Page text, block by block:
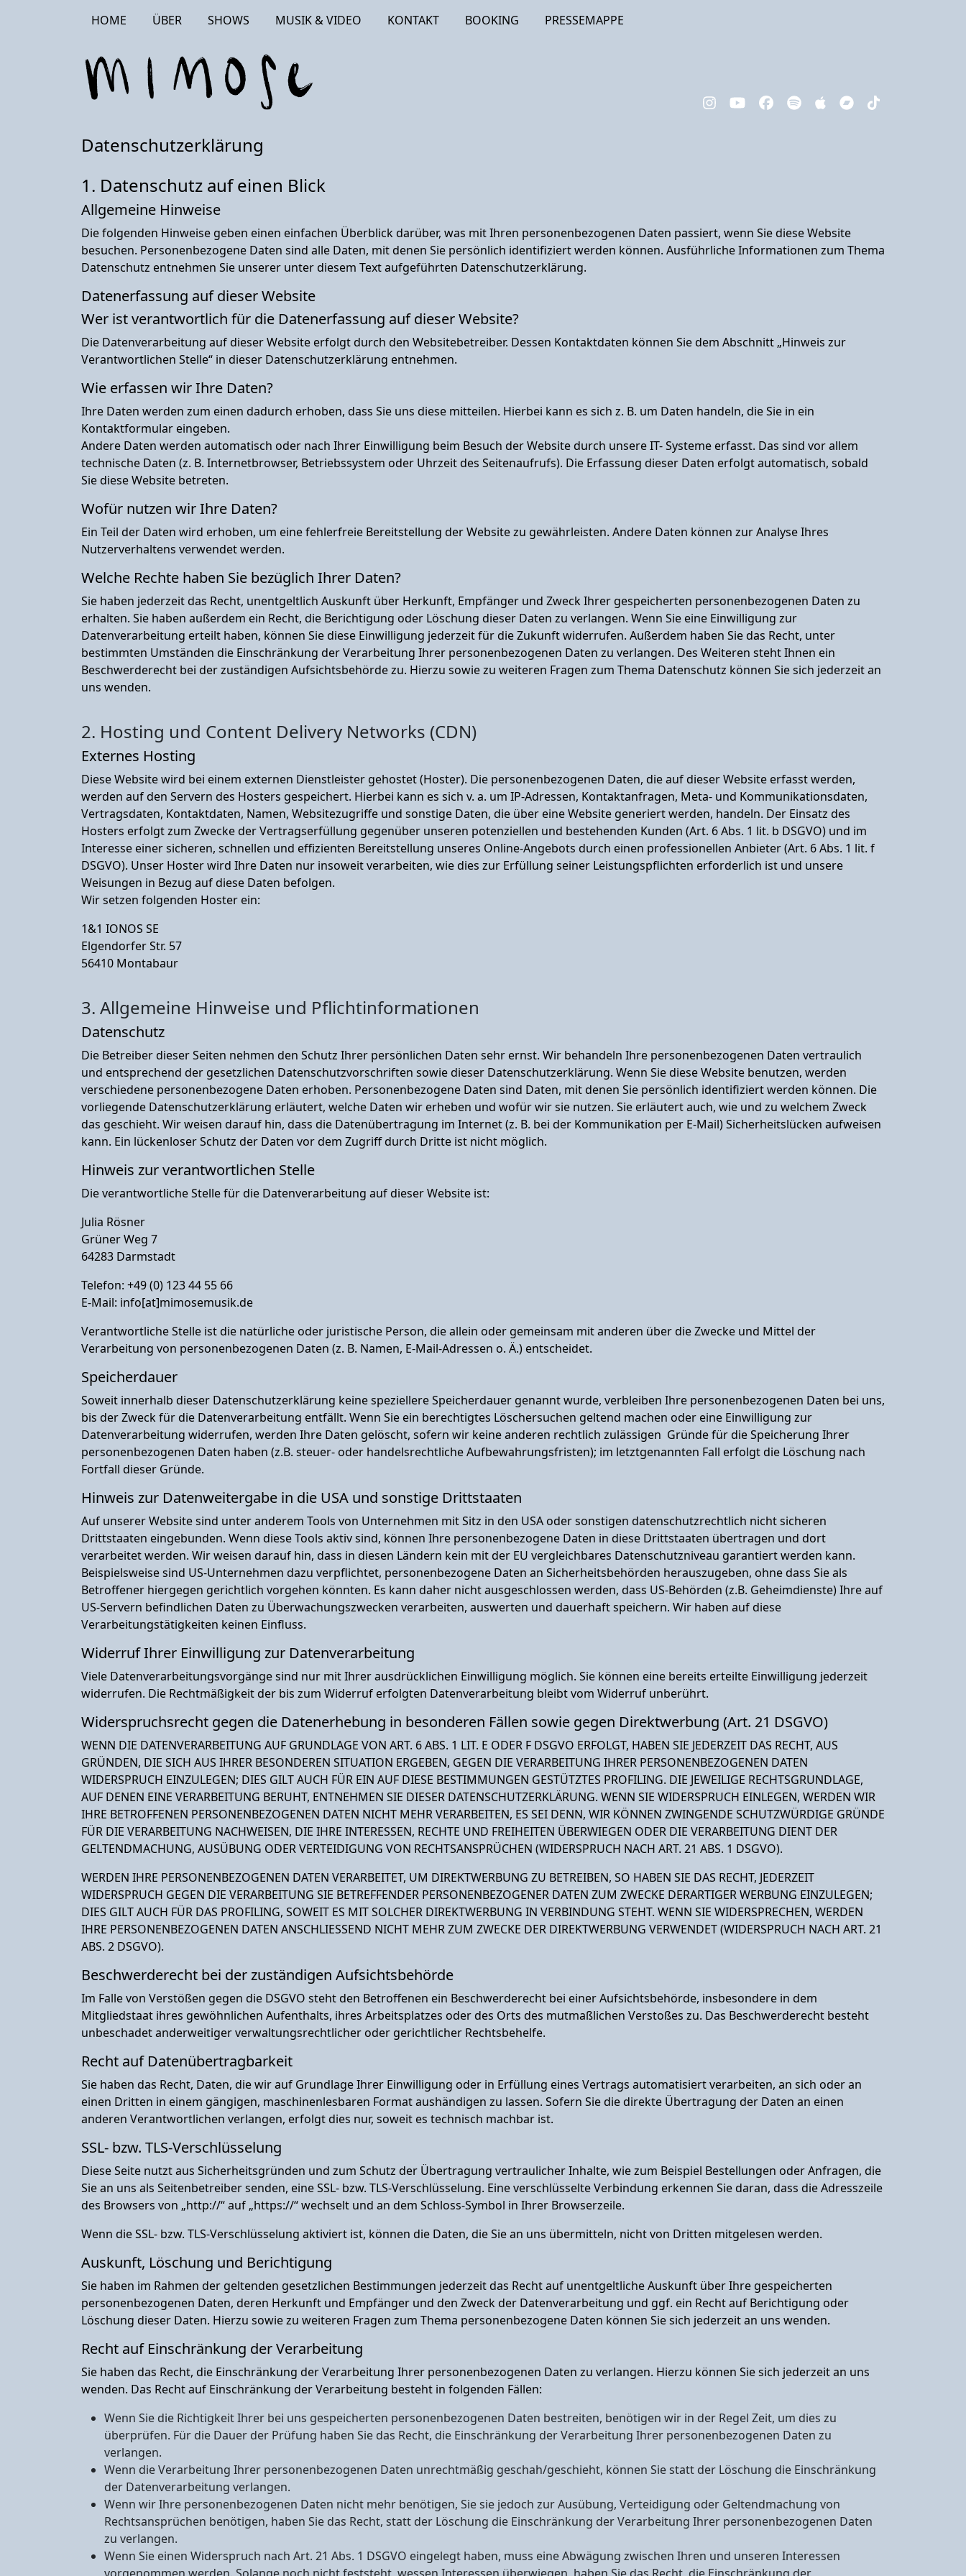
HOME ÜBER SHOWS MUSIK & VIDEO KONTAKT BOOKING PRESSEMAPPE
Datenschutzerklärung
1. Datenschutz auf einen Blick
Allgemeine Hinweise
Die folgenden Hinweise geben einen einfachen Überblick darüber, was mit Ihren personenbezogenen Daten passiert, wenn Sie diese Website
besuchen. Personenbezogene Daten sind alle Daten, mit denen Sie persönlich identifiziert werden können. Ausführliche Informationen zum Thema
Datenschutz entnehmen Sie unserer unter diesem Text aufgeführten Datenschutzerklärung.
Datenerfassung auf dieser Website
Wer ist verantwortlich für die Datenerfassung auf dieser Website?
Die Datenverarbeitung auf dieser Website erfolgt durch den Websitebetreiber. Dessen Kontaktdaten können Sie dem Abschnitt „Hinweis zur
Verantwortlichen Stelle“ in dieser Datenschutzerklärung entnehmen.
Wie erfassen wir Ihre Daten?
Ihre Daten werden zum einen dadurch erhoben, dass Sie uns diese mitteilen. Hierbei kann es sich z. B. um Daten handeln, die Sie in ein
Kontaktformular eingeben.
Andere Daten werden automatisch oder nach Ihrer Einwilligung beim Besuch der Website durch unsere IT- Systeme erfasst. Das sind vor allem
technische Daten (z. B. Internetbrowser, Betriebssystem oder Uhrzeit des Seitenaufrufs). Die Erfassung dieser Daten erfolgt automatisch, sobald
Sie diese Website betreten.
Wofür nutzen wir Ihre Daten?
Ein Teil der Daten wird erhoben, um eine fehlerfreie Bereitstellung der Website zu gewährleisten. Andere Daten können zur Analyse Ihres
Nutzerverhaltens verwendet werden.
Welche Rechte haben Sie bezüglich Ihrer Daten?
Sie haben jederzeit das Recht, unentgeltlich Auskunft über Herkunft, Empfänger und Zweck Ihrer gespeicherten personenbezogenen Daten zu
erhalten. Sie haben außerdem ein Recht, die Berichtigung oder Löschung dieser Daten zu verlangen. Wenn Sie eine Einwilligung zur
Datenverarbeitung erteilt haben, können Sie diese Einwilligung jederzeit für die Zukunft widerrufen. Außerdem haben Sie das Recht, unter
bestimmten Umständen die Einschränkung der Verarbeitung Ihrer personenbezogenen Daten zu verlangen. Des Weiteren steht Ihnen ein
Beschwerderecht bei der zuständigen Aufsichtsbehörde zu. Hierzu sowie zu weiteren Fragen zum Thema Datenschutz können Sie sich jederzeit an
uns wenden.
2. Hosting und Content Delivery Networks (CDN)
Externes Hosting
Diese Website wird bei einem externen Dienstleister gehostet (Hoster). Die personenbezogenen Daten, die auf dieser Website erfasst werden,
werden auf den Servern des Hosters gespeichert. Hierbei kann es sich v. a. um IP-Adressen, Kontaktanfragen, Meta- und Kommunikationsdaten,
Vertragsdaten, Kontaktdaten, Namen, Websitezugriffe und sonstige Daten, die über eine Website generiert werden, handeln. Der Einsatz des
Hosters erfolgt zum Zwecke der Vertragserfüllung gegenüber unseren potenziellen und bestehenden Kunden (Art. 6 Abs. 1 lit. b DSGVO) und im
Interesse einer sicheren, schnellen und effizienten Bereitstellung unseres Online-Angebots durch einen professionellen Anbieter (Art. 6 Abs. 1 lit. f
DSGVO). Unser Hoster wird Ihre Daten nur insoweit verarbeiten, wie dies zur Erfüllung seiner Leistungspflichten erforderlich ist und unsere
Weisungen in Bezug auf diese Daten befolgen.
Wir setzen folgenden Hoster ein:
1&1 IONOS SE
Elgendorfer Str. 57
56410 Montabaur
3. Allgemeine Hinweise und Pflicht­informationen
Datenschutz
Die Betreiber dieser Seiten nehmen den Schutz Ihrer persönlichen Daten sehr ernst. Wir behandeln Ihre personenbezogenen Daten vertraulich
und entsprechend der gesetzlichen Datenschutzvorschriften sowie dieser Datenschutzerklärung. Wenn Sie diese Website benutzen, werden
verschiedene personenbezogene Daten erhoben. Personenbezogene Daten sind Daten, mit denen Sie persönlich identifiziert werden können. Die
vorliegende Datenschutzerklärung erläutert, welche Daten wir erheben und wofür wir sie nutzen. Sie erläutert auch, wie und zu welchem Zweck
das geschieht. Wir weisen darauf hin, dass die Datenübertragung im Internet (z. B. bei der Kommunikation per E-Mail) Sicherheitslücken aufweisen
kann. Ein lückenloser Schutz der Daten vor dem Zugriff durch Dritte ist nicht möglich.
Hinweis zur verantwortlichen Stelle
Die verantwortliche Stelle für die Datenverarbeitung auf dieser Website ist:
Julia Rösner
Grüner Weg 7
64283 Darmstadt
Telefon: +49 (0) 123 44 55 66
E-Mail: info[at]mimosemusik.de
Verantwortliche Stelle ist die natürliche oder juristische Person, die allein oder gemeinsam mit anderen über die Zwecke und Mittel der
Verarbeitung von personenbezogenen Daten (z. B. Namen, E-Mail-Adressen o. Ä.) entscheidet.
Speicherdauer
Soweit innerhalb dieser Datenschutzerklärung keine speziellere Speicherdauer genannt wurde, verbleiben Ihre personenbezogenen Daten bei uns,
bis der Zweck für die Datenverarbeitung entfällt. Wenn Sie ein berechtigtes Löschersuchen geltend machen oder eine Einwilligung zur
Datenverarbeitung widerrufen, werden Ihre Daten gelöscht, sofern wir keine anderen rechtlich zulässigen Gründe für die Speicherung Ihrer
personenbezogenen Daten haben (z.B. steuer- oder handelsrechtliche Aufbewahrungsfristen); im letztgenannten Fall erfolgt die Löschung nach
Fortfall dieser Gründe.
Hinweis zur Datenweitergabe in die USA und sonstige Drittstaaten
Auf unserer Website sind unter anderem Tools von Unternehmen mit Sitz in den USA oder sonstigen datenschutzrechtlich nicht sicheren
Drittstaaten eingebunden. Wenn diese Tools aktiv sind, können Ihre personenbezogene Daten in diese Drittstaaten übertragen und dort
verarbeitet werden. Wir weisen darauf hin, dass in diesen Ländern kein mit der EU vergleichbares Datenschutzniveau garantiert werden kann.
Beispielsweise sind US-Unternehmen dazu verpflichtet, personenbezogene Daten an Sicherheitsbehörden herauszugeben, ohne dass Sie als
Betroffener hiergegen gerichtlich vorgehen könnten. Es kann daher nicht ausgeschlossen werden, dass US-Behörden (z.B. Geheimdienste) Ihre auf
US-Servern befindlichen Daten zu Überwachungszwecken verarbeiten, auswerten und dauerhaft speichern. Wir haben auf diese
Verarbeitungstätigkeiten keinen Einfluss.
Widerruf Ihrer Einwilligung zur Datenverarbeitung
Viele Datenverarbeitungsvorgänge sind nur mit Ihrer ausdrücklichen Einwilligung möglich. Sie können eine bereits erteilte Einwilligung jederzeit
widerrufen. Die Rechtmäßigkeit der bis zum Widerruf erfolgten Datenverarbeitung bleibt vom Widerruf unberührt.
Widerspruchsrecht gegen die Datenerhebung in besonderen Fällen sowie gegen Direktwerbung (Art. 21 DSGVO)
WENN DIE DATENVERARBEITUNG AUF GRUNDLAGE VON ART. 6 ABS. 1 LIT. E ODER F DSGVO ERFOLGT, HABEN SIE JEDERZEIT DAS RECHT, AUS
GRÜNDEN, DIE SICH AUS IHRER BESONDEREN SITUATION ERGEBEN, GEGEN DIE VERARBEITUNG IHRER PERSONENBEZOGENEN DATEN
WIDERSPRUCH EINZULEGEN; DIES GILT AUCH FÜR EIN AUF DIESE BESTIMMUNGEN GESTÜTZTES PROFILING. DIE JEWEILIGE RECHTSGRUNDLAGE,
AUF DENEN EINE VERARBEITUNG BERUHT, ENTNEHMEN SIE DIESER DATENSCHUTZERKLÄRUNG. WENN SIE WIDERSPRUCH EINLEGEN, WERDEN WIR
IHRE BETROFFENEN PERSONENBEZOGENEN DATEN NICHT MEHR VERARBEITEN, ES SEI DENN, WIR KÖNNEN ZWINGENDE SCHUTZWÜRDIGE GRÜNDE
FÜR DIE VERARBEITUNG NACHWEISEN, DIE IHRE INTERESSEN, RECHTE UND FREIHEITEN ÜBERWIEGEN ODER DIE VERARBEITUNG DIENT DER
GELTENDMACHUNG, AUSÜBUNG ODER VERTEIDIGUNG VON RECHTSANSPRÜCHEN (WIDERSPRUCH NACH ART. 21 ABS. 1 DSGVO).
WERDEN IHRE PERSONENBEZOGENEN DATEN VERARBEITET, UM DIREKTWERBUNG ZU BETREIBEN, SO HABEN SIE DAS RECHT, JEDERZEIT
WIDERSPRUCH GEGEN DIE VERARBEITUNG SIE BETREFFENDER PERSONENBEZOGENER DATEN ZUM ZWECKE DERARTIGER WERBUNG EINZULEGEN;
DIES GILT AUCH FÜR DAS PROFILING, SOWEIT ES MIT SOLCHER DIREKTWERBUNG IN VERBINDUNG STEHT. WENN SIE WIDERSPRECHEN, WERDEN
IHRE PERSONENBEZOGENEN DATEN ANSCHLIESSEND NICHT MEHR ZUM ZWECKE DER DIREKTWERBUNG VERWENDET (WIDERSPRUCH NACH ART. 21
ABS. 2 DSGVO).
Beschwerde­recht bei der zuständigen Aufsichts­behörde
Im Falle von Verstößen gegen die DSGVO steht den Betroffenen ein Beschwerderecht bei einer Aufsichtsbehörde, insbesondere in dem
Mitgliedstaat ihres gewöhnlichen Aufenthalts, ihres Arbeitsplatzes oder des Orts des mutmaßlichen Verstoßes zu. Das Beschwerderecht besteht
unbeschadet anderweitiger verwaltungsrechtlicher oder gerichtlicher Rechtsbehelfe.
Recht auf Daten­übertrag­barkeit
Sie haben das Recht, Daten, die wir auf Grundlage Ihrer Einwilligung oder in Erfüllung eines Vertrags automatisiert verarbeiten, an sich oder an
einen Dritten in einem gängigen, maschinenlesbaren Format aushändigen zu lassen. Sofern Sie die direkte Übertragung der Daten an einen
anderen Verantwortlichen verlangen, erfolgt dies nur, soweit es technisch machbar ist.
SSL- bzw. TLS-Verschlüsselung
Diese Seite nutzt aus Sicherheitsgründen und zum Schutz der Übertragung vertraulicher Inhalte, wie zum Beispiel Bestellungen oder Anfragen, die
Sie an uns als Seitenbetreiber senden, eine SSL- bzw. TLS-Verschlüsselung. Eine verschlüsselte Verbindung erkennen Sie daran, dass die Adresszeile
des Browsers von „http://“ auf „https://“ wechselt und an dem Schloss-Symbol in Ihrer Browserzeile.
Wenn die SSL- bzw. TLS-Verschlüsselung aktiviert ist, können die Daten, die Sie an uns übermitteln, nicht von Dritten mitgelesen werden.
Auskunft, Löschung und Berichtigung
Sie haben im Rahmen der geltenden gesetzlichen Bestimmungen jederzeit das Recht auf unentgeltliche Auskunft über Ihre gespeicherten
personenbezogenen Daten, deren Herkunft und Empfänger und den Zweck der Datenverarbeitung und ggf. ein Recht auf Berichtigung oder
Löschung dieser Daten. Hierzu sowie zu weiteren Fragen zum Thema personenbezogene Daten können Sie sich jederzeit an uns wenden.
Recht auf Einschränkung der Verarbeitung
Sie haben das Recht, die Einschränkung der Verarbeitung Ihrer personenbezogenen Daten zu verlangen. Hierzu können Sie sich jederzeit an uns
wenden. Das Recht auf Einschränkung der Verarbeitung besteht in folgenden Fällen:
Wenn Sie die Richtigkeit Ihrer bei uns gespeicherten personenbezogenen Daten bestreiten, benötigen wir in der Regel Zeit, um dies zu
überprüfen. Für die Dauer der Prüfung haben Sie das Recht, die Einschränkung der Verarbeitung Ihrer personenbezogenen Daten zu
verlangen.
Wenn die Verarbeitung Ihrer personenbezogenen Daten unrechtmäßig geschah/geschieht, können Sie statt der Löschung die Einschränkung
der Datenverarbeitung verlangen.
Wenn wir Ihre personenbezogenen Daten nicht mehr benötigen, Sie sie jedoch zur Ausübung, Verteidigung oder Geltendmachung von
Rechtsansprüchen benötigen, haben Sie das Recht, statt der Löschung die Einschränkung der Verarbeitung Ihrer personenbezogenen Daten
zu verlangen.
Wenn Sie einen Widerspruch nach Art. 21 Abs. 1 DSGVO eingelegt haben, muss eine Abwägung zwischen Ihren und unseren Interessen